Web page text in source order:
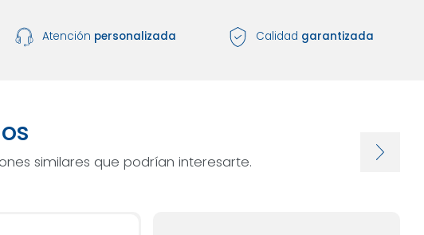
Atención personalizada Calidad garantizada
similares que podrían interesarte.